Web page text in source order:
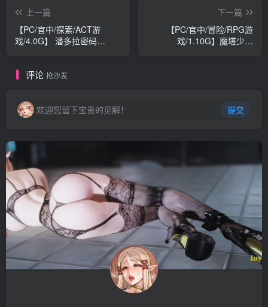
上一篇
【PC/官中/探索/ACT游
戏/4.0G】 潘多拉密码
DLC+日式ACT游戏+4.0G
下一篇
【PC/官中/冒险/RPG游
戏/1.10G】魔塔少女
评论 抢沙发
欢迎您留下宝贵的见解！ 提交